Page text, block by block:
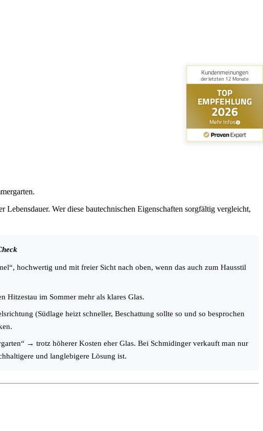
Wer diese bautechnischen Eigenschaften sorgfältig vergleicht,
hochwertig und mit freier Sicht nach oben, wenn das auch zum Hausstil
Hitzestau im Sommer mehr als klares Glas.
(Südlage heizt schneller, Beschattung sollte so und so besprochen
→ trotz höherer Kosten eher Glas. Bei Schmidinger verkauft man nur
und langlebigere Lösung ist.